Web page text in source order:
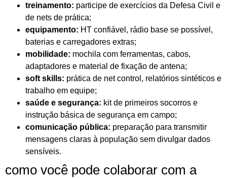
treinamento: participe de exercícios da Defesa Civil e
de nets de prática;
equipamento: HT confiável, rádio base se possível,
baterias e carregadores extras;
mobilidade: mochila com ferramentas, cabos,
adaptadores e material de fixação de antena;
soft skills: prática de net control, relatórios sintéticos e
trabalho em equipe;
saúde e segurança: kit de primeiros socorros e
instrução básica de segurança em campo;
comunicação pública: preparação para transmitir
mensagens claras à população sem divulgar dados
sensíveis.
como você pode colaborar com a